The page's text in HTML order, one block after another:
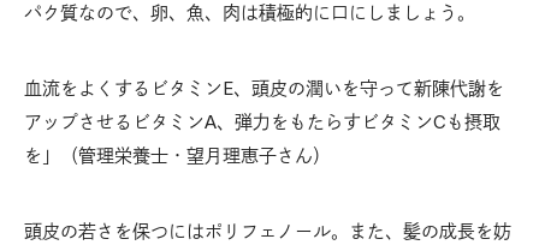
パク質なので、卵、魚、肉は積極的に口にしましょう。
血流をよくするビタミンE、頭皮の潤いを守って新陳代謝を
アップさせるビタミンA、弾力をもたらすビタミンCも摂取
を」（管理栄養士・望月理恵子さん）
頭皮の若さを保つにはポリフェノール。また、髪の成長を妨